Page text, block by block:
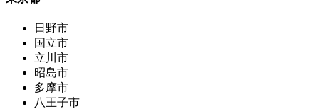
日野市
国立市
立川市
昭島市
多摩市
八王子市